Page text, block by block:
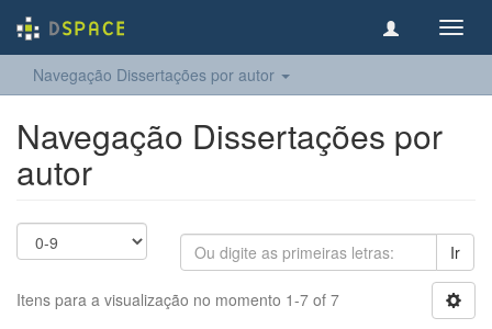
Navegação Dissertações por autor
Navegação Dissertações por
autor
Ir
Itens para a visualização no momento 1-7 of 7